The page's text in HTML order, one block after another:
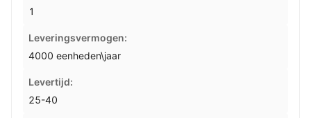
1
Leveringsvermogen:
4000 eenheden\jaar
Levertijd:
25-40